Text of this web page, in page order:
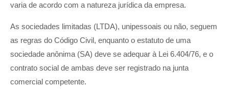
varia de acordo com a natureza jurídica da empresa.
As sociedades limitadas (LTDA), unipessoais ou não, seguem
as regras do Código Civil, enquanto o estatuto de uma
sociedade anônima (SA) deve se adequar à Lei 6.404/76, e o
contrato social de ambas deve ser registrado na junta
comercial competente.